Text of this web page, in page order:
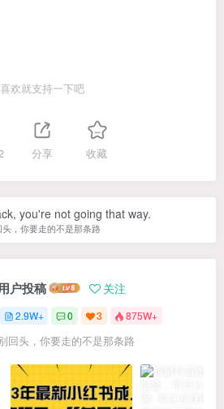
喜欢就支持一下吧
分享 收藏
you're not going that way.
头，你要走的不是那条路
户投稿 关注
2.9W+ 0 3 875W+
回头，你要走的不是那条路